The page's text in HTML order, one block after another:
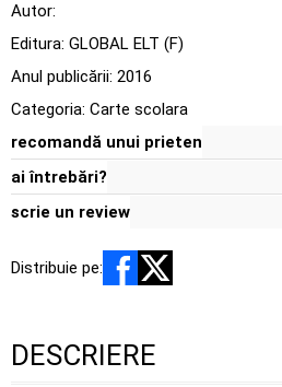
Autor:
Editura: GLOBAL ELT (F)
Anul publicării: 2016
Categoria: Carte scolara
recomandă unui prieten
ai întrebări?
scrie un review
Distribuie pe:
DESCRIERE